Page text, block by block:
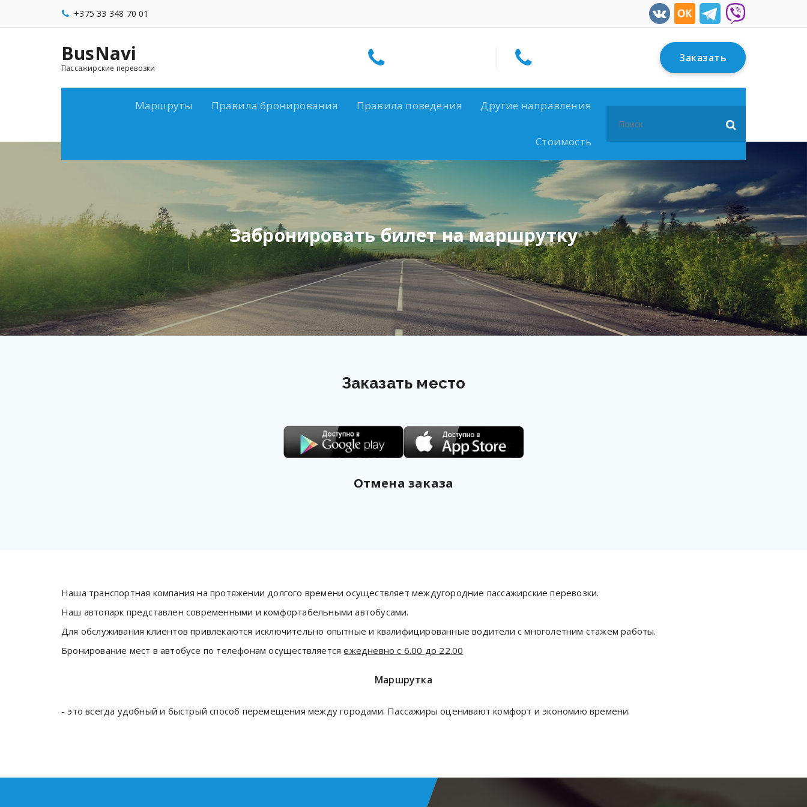
содержимому
+375 33 348 70 01
BusNavi
Пассажирские перевозки
Заказать
Маршруты Правила бронирования Правила поведения Другие направления
Стоимость
for:
Забронировать билет на маршрутку
Заказать место
Отмена заказа
Наша транспортная компания на протяжении долгого времени осуществляет междугородние пассажирские перевозки.
Наш автопарк представлен современными и комфортабельными автобусами.
Для обслуживания клиентов привлекаются исключительно опытные и квалифицированные водители с многолетним стажем работы.
Бронирование мест в автобусе по телефонам осуществляетсяежедневно с 6.00 до 22.00
Маршрутка
- это всегда удобный и быстрый способ перемещения между городами. Пассажиры оценивают комфорт и экономию времени.